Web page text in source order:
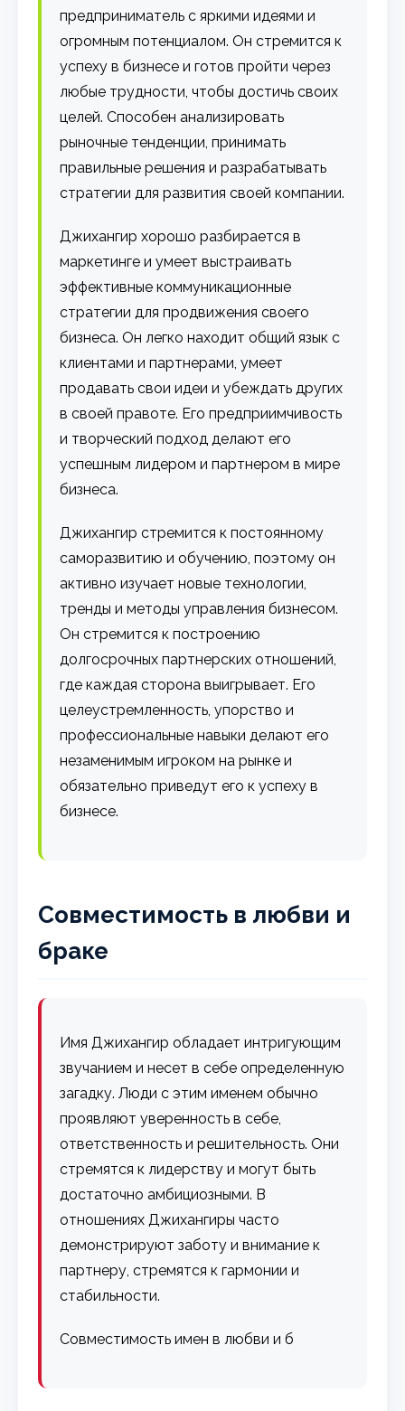
предприниматель с яркими идеями и
огромным потенциалом. Он стремится к
успеху в бизнесе и готов пройти через
любые трудности, чтобы достичь своих
целей. Способен анализировать
рыночные тенденции, принимать
правильные решения и разрабатывать
стратегии для развития своей компании.
Джихангир хорошо разбирается в
маркетинге и умеет выстраивать
эффективные коммуникационные
стратегии для продвижения своего
бизнеса. Он легко находит общий язык с
клиентами и партнерами, умеет
продавать свои идеи и убеждать других
в своей правоте. Его предприимчивость
и творческий подход делают его
успешным лидером и партнером в мире
бизнеса.
Джихангир стремится к постоянному
саморазвитию и обучению, поэтому он
активно изучает новые технологии,
тренды и методы управления бизнесом.
Он стремится к построению
долгосрочных партнерских отношений,
где каждая сторона выигрывает. Его
целеустремленность, упорство и
профессиональные навыки делают его
незаменимым игроком на рынке и
обязательно приведут его к успеху в
бизнесе.
Совместимость в любви и
браке
Имя Джихангир обладает интригующим
звучанием и несет в себе определенную
загадку. Люди с этим именем обычно
проявляют уверенность в себе,
ответственность и решительность. Они
стремятся к лидерству и могут быть
достаточно амбициозными. В
отношениях Джихангиры часто
демонстрируют заботу и внимание к
партнеру, стремятся к гармонии и
стабильности.
Совместимость имен в любви и б